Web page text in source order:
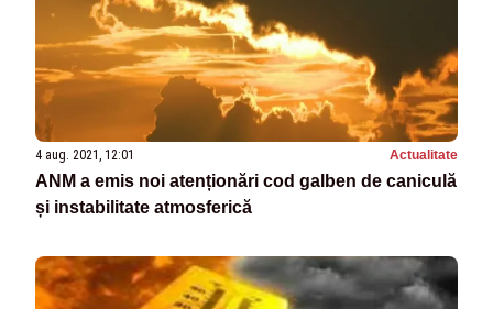
4 aug. 2021, 12:01 Actualitate
ANM a emis noi atenționări cod galben de caniculă
și instabilitate atmosferică